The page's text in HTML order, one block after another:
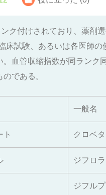
ク付けされており、薬
試験、あるいは各医師
血管収縮指数が同ラン
である。
一般名
ト クロベ
ジフロ
ジフル